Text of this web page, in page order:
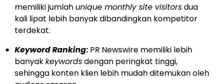
memiliki jumlah unique monthly site visitorsdua
kali lipat lebih banyak dibandingkan kompetitor
terdekat.
Keyword Ranking: PR Newswire memiliki lebih
banyakkeywordsdengan peringkat tinggi,
sehingga konten klien lebih mudah ditemukan oleh